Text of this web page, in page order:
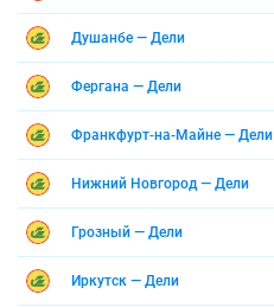
Душанбе — Дели
Фергана — Дели
Франкфурт-на-Майне — Дели
Нижний Новгород — Дели
Грозный — Дели
Иркутск — Дели